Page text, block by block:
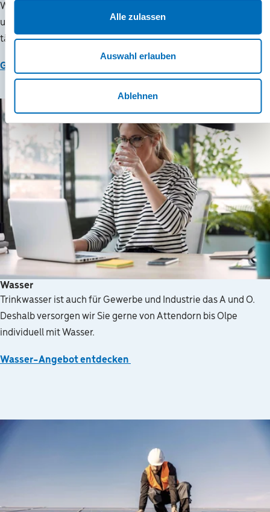
Alle zulassen
Auswahl erlauben
Ablehnen
Wir versorgen Unternehmen in der Region zuverlässig mit
umweltschonendem Erdgas. Ganz egal, in welcher Branche Sie
tätig sind.
Gas-Angebote entdecken
Wasser
Trinkwasser ist auch für Gewerbe und Industrie das A und O.
Deshalb versorgen wir Sie gerne von Attendorn bis Olpe
individuell mit Wasser.
Wasser-Angebot entdecken